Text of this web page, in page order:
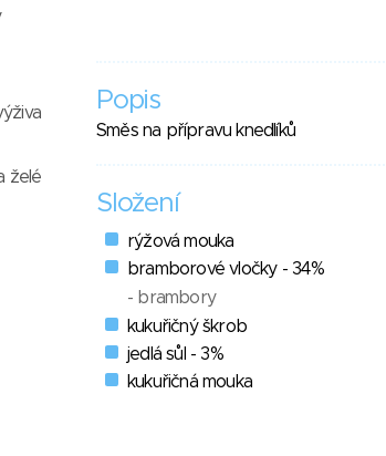
Popis
Směs na přípravu knedlíků
Složení
rýžová mouka
bramborové vločky - 34%
- brambory
kukuřičný škrob
jedlá sůl - 3%
kukuřičná mouka
želé